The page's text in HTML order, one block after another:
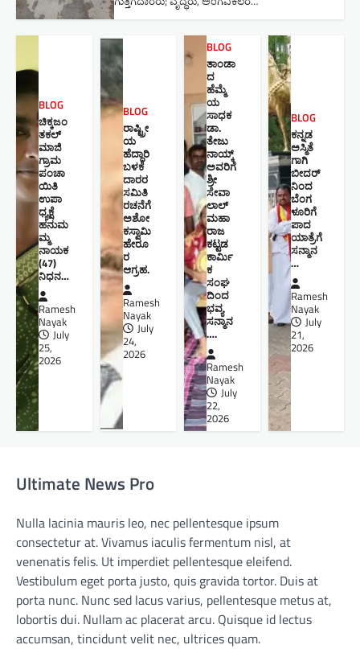
BLOG
ಚಿಕ್ಕಜಂ
ತಕಲ್
ಮಾಜಿ
ಗ್ರಾಮ
ಪಂಚಾ
ಯಿತಿ
ಉಪಾ
ಧ್ಯಕ್ಷೆ
ಹನುಮ
ಮ್ಮ
ನಾಯಕ
(47)
ನಿಧನ…
Ramesh
Nayak
July
25,
2026
BLOG
ರಾಷ್ಟ್ರೀ
ಯ
ಹೆದ್ದಾರಿ
ಬಳಕೆ
ದಾರರ
ಸಮಿತಿ
ರಚನೆಗೆ
ಅಶೋ
ಕಸ್ವಾಮಿ
ಹೇರೂ
ರ
ಆಗ್ರಹ.
Ramesh
Nayak
July
24,
2026
BLOG
ತಾಂಡಾ
ದ
ಹೆಮ್ಮೆ
ಯ
ಸಾಧಕ
ಡಾ.
ತೇಜು
ನಾಯ್ಕ್
ಅವರಿಗೆ
ಶ್ರೀ
ಸೇವಾ
ಲಾಲ್
ಮಹಾ
ರಾಜ
ಕಟ್ಟಡ
ಕಾರ್ಮಿ
ಕ
ಸಂಘ
ದಿಂದ
ಭವ್ಯ
ಸನ್ಮಾನ
….
Ramesh
Nayak
July
22,
2026
BLOG
ಕನ್ನಡ
ಅಸ್ಮಿತೆ
ಗಾಗಿ
ಬೀದರ್
ನಿಂದ
ಬೆಂಗ
ಳೂರಿಗೆ
ಪಾದ
ಯಾತ್ರೆಗೆ
ಸನ್ಮಾನ
…
Ramesh
Nayak
July
21,
2026
Ultimate News Pro
Nulla lacinia mauris leo, nec pellentesque ipsum
consectetur at. Vivamus iaculis fermentum nisl, at
venenatis felis. Ut imperdiet pellentesque eleifend.
Vestibulum eget porta justo, quis gravida tortor. Duis at
porta nunc. Nunc sed lacus varius, pellentesque metus at,
lobortis dui. Nullam ac placerat arcu. Quisque id lectus
accumsan, tincidunt velit nec, ultrices quam.